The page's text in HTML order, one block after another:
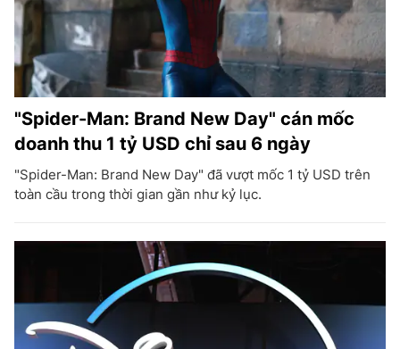
"Spider-Man: Brand New Day" cán mốc
doanh thu 1 tỷ USD chỉ sau 6 ngày
"Spider-Man: Brand New Day" đã vượt mốc 1 tỷ USD trên
toàn cầu trong thời gian gần như kỷ lục.